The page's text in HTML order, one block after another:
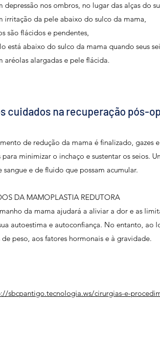
depressão nos ombros, no lugar das alças do
irritação da pele abaixo do sulco da mama,
são flácidos e pendentes,
está abaixo do sulco da mama quando seus
aréolas alargadas e pele flácida.
cuidados na recuperação pós-
de redução da mama é finalizado, gazes
para minimizar o inchaço e sustentar os
sangue e de fluido que possam acumular.
DA MAMOPLASTIA REDUTORA
da mama ajudará a aliviar a dor e as
autoestima e autoconfiança. No entanto,
de peso, aos fatores hormonais e à gravidade.
sbcpantigo.tecnologia.ws/cirurgias-e-